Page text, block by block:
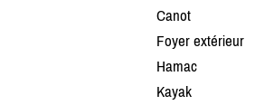
Canot
Foyer extérieur
Hamac
Kayak